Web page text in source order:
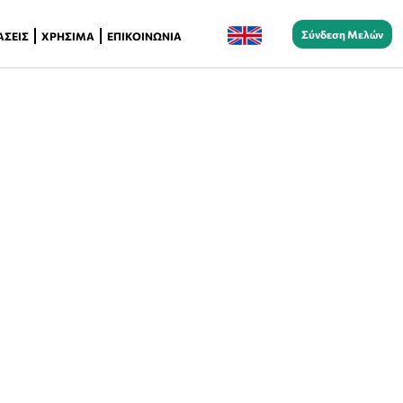
ΧΡΉΣΙΜΑ ΕΠΙΚΟΙΝΩΝΊΑ Σύνδεση Μελών